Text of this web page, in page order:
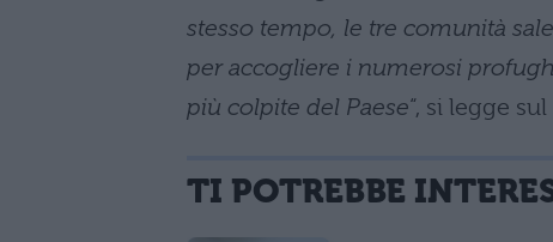
stesso tempo, le tre comunità
per accogliere i numerosi
più colpite del Paese“, si legge
TI POTREBBE